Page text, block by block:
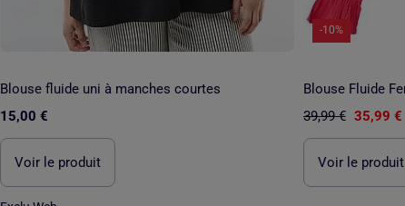
Blouse fluide uni à manches courtes
15,00 €
Voir le produit
-10%
39,99 € 35,99 €
Voir le produit